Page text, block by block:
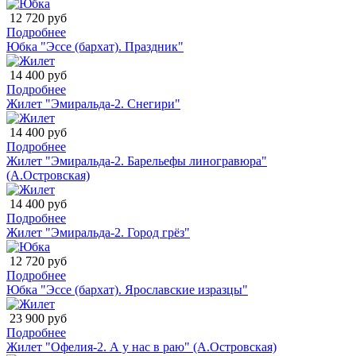
12 720 руб
Подробнее
Юбка "Эссе (бархат). Праздник"
14 400 руб
Подробнее
Жилет "Эмиральда-2. Снегири"
14 400 руб
Подробнее
Жилет "Эмиральда-2. Барельефы линогравюра"
(А.Островская)
14 400 руб
Подробнее
Жилет "Эмиральда-2. Город грёз"
12 720 руб
Подробнее
Юбка "Эссе (бархат). Ярославские изразцы"
23 900 руб
Подробнее
Жилет "Офелия-2. А у нас в раю" (А.Островская)